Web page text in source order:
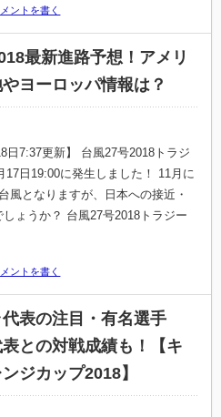
ントを書く
最新進路予想！アメリ
ヨーロッパ情報は？
日7:37更新】 台風27号2018トラジ
17日19:00に発生しました！ 11月に
風となりますが、日本への接近・
ょうか？ 台風27号2018トラジー
ントを書く
表の注目・有名選手
との対戦成績も！【キ
ジカップ2018】